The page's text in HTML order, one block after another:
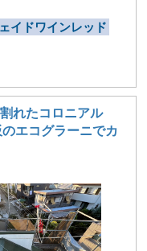
イドワインレッド
れたコロニアル
エコグラーニでカ